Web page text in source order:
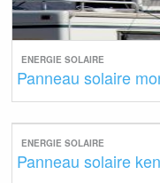
ENERGIE SOLAIRE
Panneau solaire
ENERGIE SOLAIRE
Panneau solaire